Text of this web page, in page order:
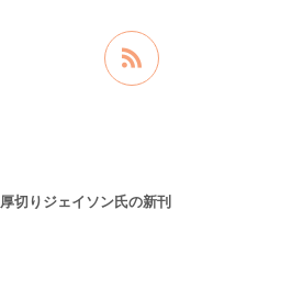
厚切りジェイソン氏の新刊